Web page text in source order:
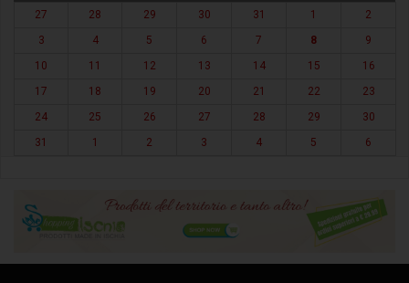
27
28 29 30 31 1
2
3
4 5 6 7 8
9
10
11 12 13 14 15
16
17
18 19 20 21 22
23
24
25 26 27 28 29
30
31
1 2 3 4 5 6